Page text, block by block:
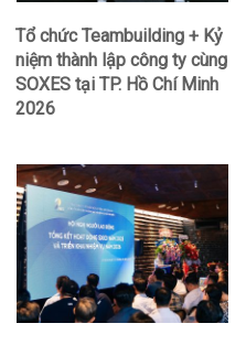
Tổ chức Teambuilding + Kỷ
niệm thành lập công ty cùng
SOXES tại TP. Hồ Chí Minh
2026